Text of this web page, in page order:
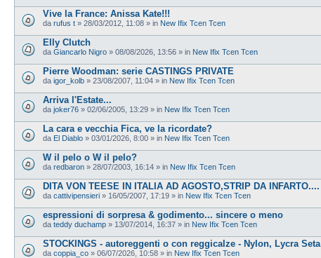
Vive la France: Anissa Kate!!!
da rufus t » 28/03/2012, 11:08 » in New Ifix Tcen Tcen
Elly Clutch
da Giancarlo Nigro » 08/08/2026, 13:56 » in New Ifix Tcen Tcen
Pierre Woodman: serie CASTINGS PRIVATE
da igor_kolb » 23/08/2007, 11:04 » in New Ifix Tcen Tcen
Arriva l'Estate...
da joker76 » 02/06/2005, 13:29 » in New Ifix Tcen Tcen
La cara e vecchia Fica, ve la ricordate?
da El Diablo » 03/01/2026, 8:00 » in New Ifix Tcen Tcen
W il pelo o W il pelo?
da redbaron » 28/07/2003, 16:14 » in New Ifix Tcen Tcen
DITA VON TEESE IN ITALIA AD AGOSTO,STRIP DA INFARTO....
da cattivipensieri » 16/05/2007, 17:19 » in New Ifix Tcen Tcen
espressioni di sorpresa & godimento... sincere o meno
da teddy duchamp » 13/07/2014, 16:37 » in New Ifix Tcen Tcen
STOCKINGS - autoreggenti o con reggicalze - Nylon, Lycra Seta
da coppia_co » 06/07/2026, 10:58 » in New Ifix Tcen Tcen